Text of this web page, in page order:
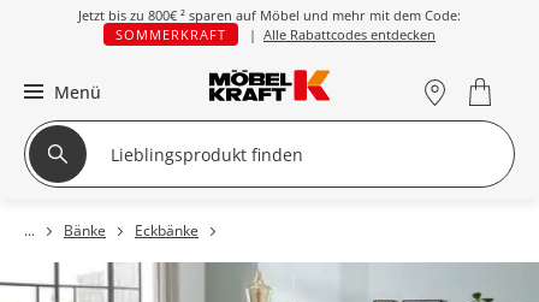
Jetzt bis zu 800€ ² sparen auf Möbel und mehr mit dem Code:
SOMMERKRAFT
| Alle Rabattcodes entdecken
Menü
Bänke Eckbänke